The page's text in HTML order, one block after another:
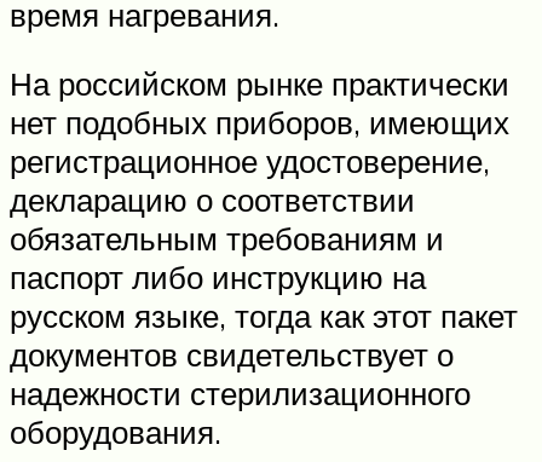
время нагревания.
На российском рынке практически
нет подобных приборов, имеющих
регистрационное удостоверение,
декларацию о соответствии
обязательным требованиям и
паспорт либо инструкцию на
русском языке, тогда как этот пакет
документов свидетельствует о
надежности стерилизационного
оборудования.